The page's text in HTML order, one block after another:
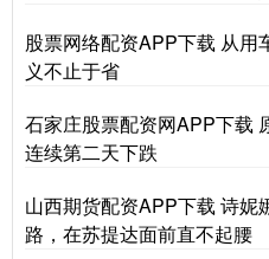
股票网络配资APP下载 从用
义不止于省
石家庄股票配资网APP下载
连续第二天下跌
山西期货配资APP下载 诗妮
路，在苏提达面前直不起腰